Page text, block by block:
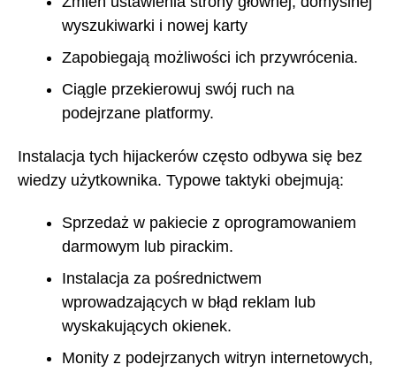
wyszukiwarki i nowej karty
Zapobiegają możliwości ich przywrócenia.
Ciągle przekierowuj swój ruch na
podejrzane platformy.
Instalacja tych hijackerów często odbywa się bez
wiedzy użytkownika. Typowe taktyki obejmują:
Sprzedaż w pakiecie z oprogramowaniem
darmowym lub pirackim.
Instalacja za pośrednictwem
wprowadzających w błąd reklam lub
wyskakujących okienek.
Monity z podejrzanych witryn internetowych,